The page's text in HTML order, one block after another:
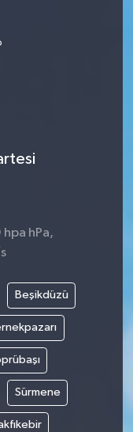
hpa hPa,
Beşikdüzü
Sürmene